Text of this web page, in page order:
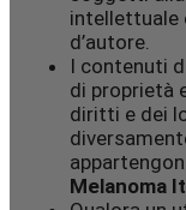
intellettuale
d’autore.
I contenuti
di proprietà
diritti e dei
Melanoma